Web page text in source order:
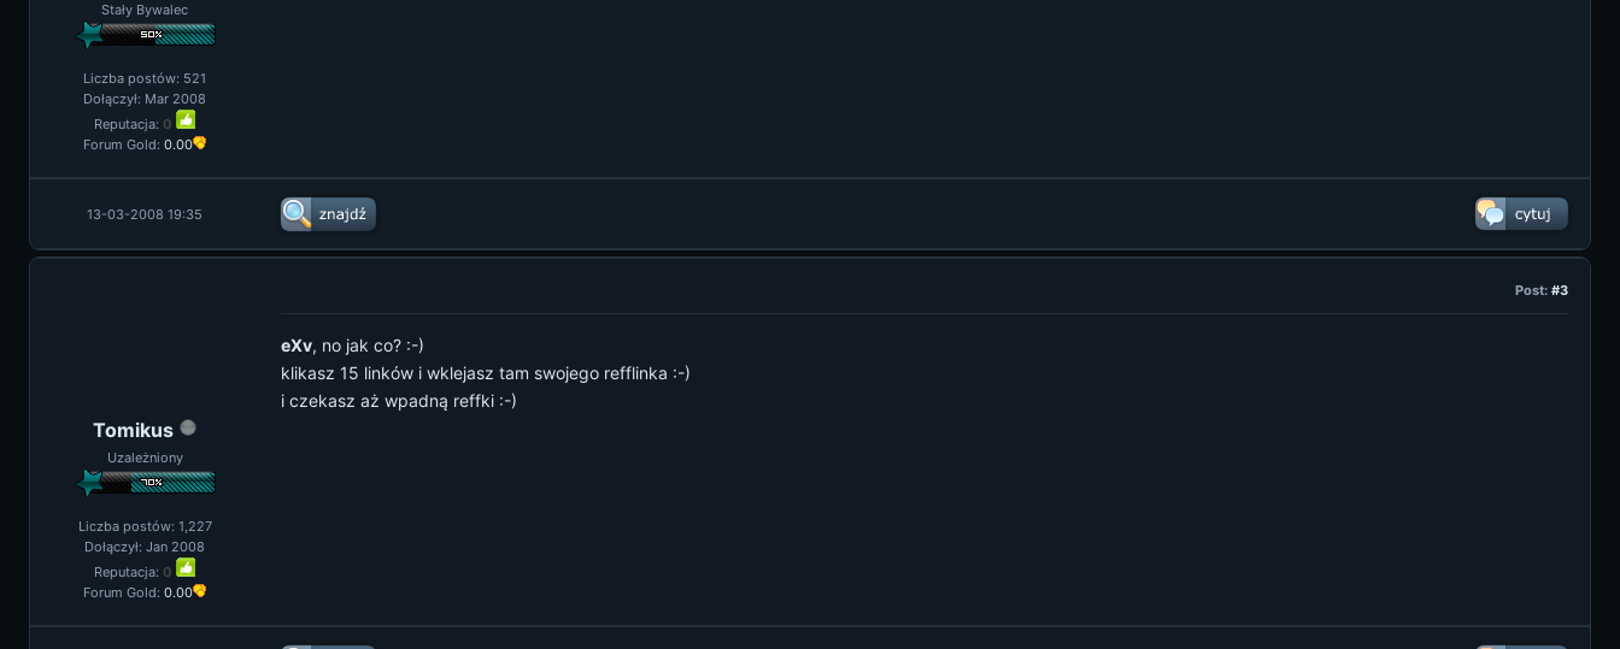
Stały Bywalec
Liczba postów: 521
Dołączył: Mar 2008
Reputacja: 0
Forum Gold: 0.00
13-03-2008 19:35
Tomikus
Uzależniony
Liczba postów: 1,227
Dołączył: Jan 2008
Reputacja: 0
Forum Gold: 0.00
Post: #3
eXv, no jak co? :-)
klikasz 15 linków i wklejasz tam swojego refflinka :-)
i czekasz aż wpadną reffki :-)